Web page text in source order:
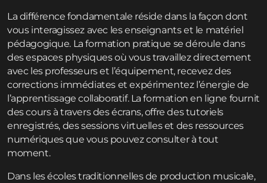
La différence fondamentale réside dans la façon dont
vous interagissez avec les enseignants et le matériel
pédagogique. La formation pratique se déroule dans
des espaces physiques où vous travaillez directement
avec les professeurs et l’équipement, recevez des
corrections immédiates et expérimentez l’énergie de
l’apprentissage collaboratif. La formation en ligne fournit
des cours à travers des écrans, offre des tutoriels
enregistrés, des sessions virtuelles et des ressources
numériques que vous pouvez consulter à tout
moment.
Dans les écoles traditionnelles de production musicale,